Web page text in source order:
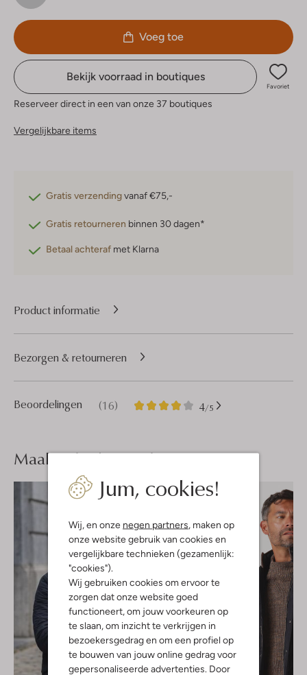
Jum, cookies!
Wij, en onze negen partners , maken op
onze website gebruik van cookies en
vergelijkbare technieken (gezamenlijk:
"cookies").
Wij gebruiken cookies om ervoor te
zorgen dat onze website goed
functioneert, om jouw voorkeuren op
te slaan, om inzicht te verkrijgen in
bezoekersgedrag en om een profiel op
te bouwen van jouw online gedrag voor
gepersonaliseerde advertenties. Door
Voeg toe
Bekijk voorraad in boutiques
Favoriet
Reserveer direct in een van onze 37 boutiques
Vergelijkbare items
Gratis verzendingvanaf €75,-
Gratis retourneren binnen 30 dagen*
Betaal achteraf met Klarna
Product informatie
Beoordelingen (16) 4/5
16
4
Bezorgen & retourneren
Maak jelook compleet